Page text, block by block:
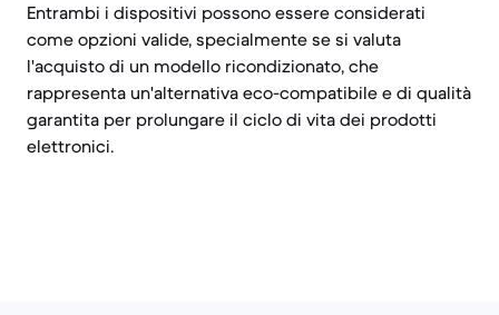
Entrambi i dispositivi possono essere considerati
come opzioni valide, specialmente se si valuta
l'acquisto di un modello ricondizionato, che
rappresenta un'alternativa eco-compatibile e di qualità
garantita per prolungare il ciclo di vita dei prodotti
elettronici.